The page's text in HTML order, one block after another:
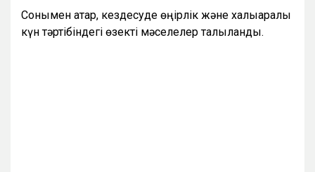
Сонымен қатар, кездесуде өңірлік және халықаралық
күн тәртібіндегі өзекті мәселелер талқыланды.